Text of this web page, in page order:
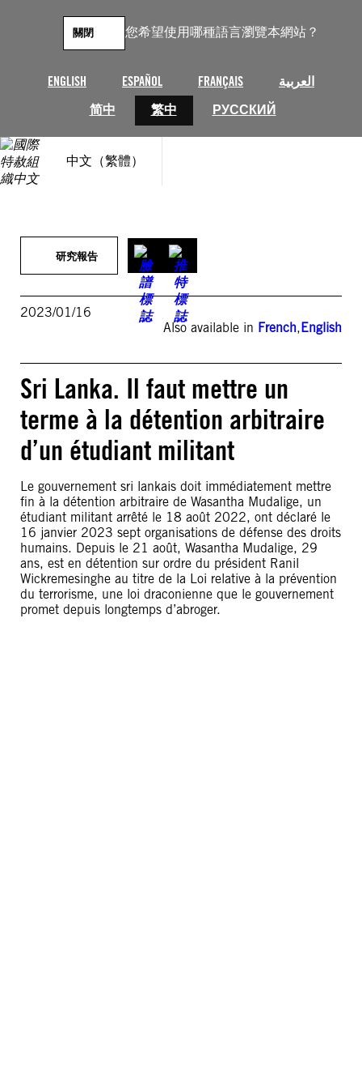
您希望使用哪種語言瀏覽本網站？
ENGLISH ESPAÑOL FRANÇAIS
العربية
简中
繁中 РУССКИЙ
關閉
中文（繁體）
研究報告
2023/01/16
Also available in French,English
Sri Lanka. Il faut mettre un
terme à la détention arbitraire
d’un étudiant militant
Le gouvernement sri lankais doit immédiatement mettre
fin à la détention arbitraire de Wasantha Mudalige, un
étudiant militant arrêté le 18 août 2022, ont déclaré le
16 janvier 2023 sept organisations de défense des droits
humains. Depuis le 21 août, Wasantha Mudalige, 29
ans, est en détention sur ordre du président Ranil
Wickremesinghe au titre de la Loi relative à la prévention
du terrorisme, une loi draconienne que le gouvernement
promet depuis longtemps d’abroger.